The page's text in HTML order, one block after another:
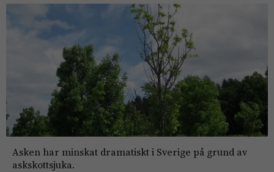
Asken har minskat dramatiskt i Sverige på grund av
askskottsjuka.